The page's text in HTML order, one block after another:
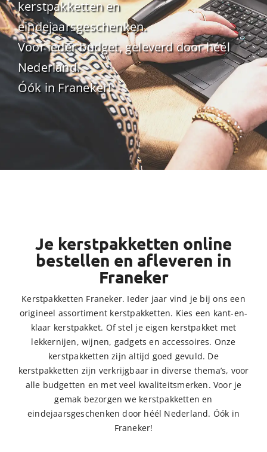
kerstpakketten en
eindejaarsgeschenken.
Voor ieder budget, geleverd door héél
Nederland.
Óók in Franeker!
Je kerstpakketten online
bestellen en afleveren in
Franeker
Kerstpakketten Franeker. Ieder jaar vind je bij ons een
origineel assortiment kerstpakketten. Kies een kant-en-
klaar kerstpakket. Of stel je eigen kerstpakket met
lekkernijen, wijnen, gadgets en accessoires. Onze
kerstpakketten zijn altijd goed gevuld. De
kerstpakketten zijn verkrijgbaar in diverse thema’s, voor
alle budgetten en met veel kwaliteitsmerken. Voor je
gemak bezorgen we kerstpakketten en
eindejaarsgeschenken door héél Nederland. Óók in
Franeker!